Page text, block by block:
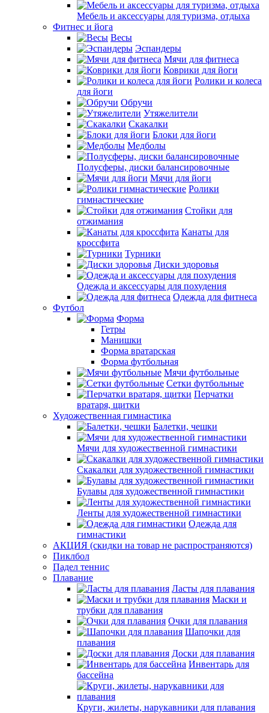
Мебель и аксессуары для туризма, отдыха
Фитнес и йога
Весы
Эспандеры
Мячи для фитнеса
Коврики для йоги
Ролики и колеса
для йоги
Обручи
Утяжелители
Скакалки
Блоки для йоги
Медболы
Полусферы, диски балансировочные
Мячи для йоги
Ролики
гимнастические
Стойки для
отжимания
Канаты для
кроссфита
Турники
Диски здоровья
Одежда и аксессуары для похудения
Одежда для фитнеса
Футбол
Форма
Гетры
Манишки
Форма вратарская
Форма футбольная
Мячи футбольные
Сетки футбольные
Перчатки
вратаря, щитки
Художественная гимнастика
Балетки, чешки
Мячи для художественной гимнастики
Скакалки для художественной гимнастики
Булавы для художественной гимнастики
Ленты для художественной гимнастики
Одежда для
гимнастики
АКЦИЯ (скидки на товар не распространяются)
Пиклбол
Падел теннис
Плавание
Ласты для плавания
Маски и
трубки для плавания
Очки для плавания
Шапочки для
плавания
Доски для плавания
Инвентарь для
бассейна
Круги, жилеты, нарукавники для плавания